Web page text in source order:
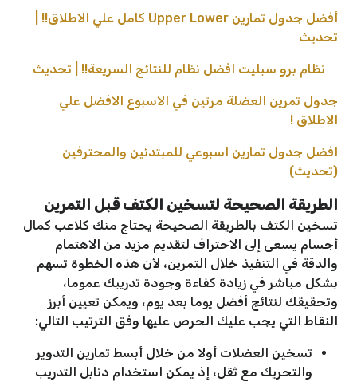
أفضل جدول تمارين Upper Lower كامل علي الاطلاق!! |
تحديث
نظام برو سبليت افضل نظام للنتائج السريعة!! | تحديث
جدول تمرين العضلة مرتين في الاسبوع الافضل علي
الاطلاق !
افضل جدول تمارين اسبوعي للمبتدئين والمحترفين
(تحديث)
الطريقة الصحيحة لتسخين الكتف قبل التمرين
تسخين الكتف بالطريقة الصحيحة يحتاج منك كلاعب كمال
أجسام يسعى إلى الاحتراف لتقديم مزيد من الاهتمام
والدقة في التنفيذ خلال التمرين، لأن هذه الخطوة تسهم
بشكل مباشر في زيادة كفاءة وجودة تدريبك عموما،
وتحقيقك لنتائج أفضل يوما بعد يوم، ويمكن تعيين أبرز
النقاط التي يجب عليك الحرص عليها وفق الترتيب التالي:
تسخين العضلات أولا من خلال أبسط تمارين التدوير
والتحريك مع ثقل، إذ يمكن استخدام دنابل التدريب